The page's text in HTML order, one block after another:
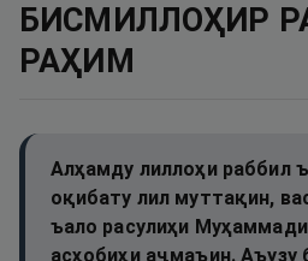
БИСМИЛЛОҲИР
РАҲИМ
Алҳамду лиллоҳи раббил
оқибату лил муттақин,
ъало расулиҳи
асҳобиҳи аҷмаъин. Аъузу